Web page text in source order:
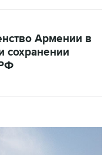
Армении в
сохранении